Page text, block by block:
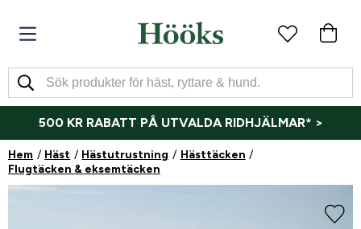
500 KR RABATT PÅ UTVALDA RIDHJÄLMAR* >
Hem Häst Hästutrustning
Hästtäcken
Flugtäcken & eksemtäcken